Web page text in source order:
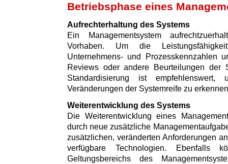
Betriebsphase eines
Aufrechterhaltung des Systems
Ein Managementsystem
Vorhaben. Um die
Unternehmens- und Prozesskennzahlen
Reviews oder andere Beurteilungen der
Standardisierung ist
Veränderungen der Systemreife zu
Weiterentwicklung des Systems
Die Weiterentwicklung eines
durch neue zusätzliche
zusätzlichen, veränderten Anforderungen
verfügbare Technologien. Ebenfalls
Geltungsbereichs des